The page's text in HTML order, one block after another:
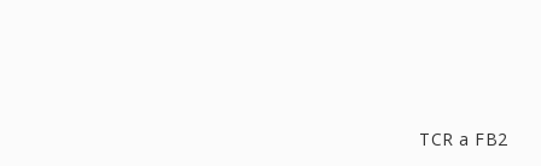
TCR a FB2